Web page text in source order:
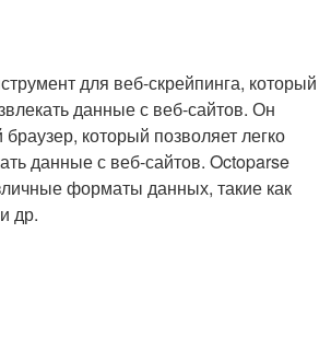
для веб-скрейпинга, который
данные с веб-сайтов. Он
который позволяет легко
данные с веб-сайтов. Octoparse
форматы данных, такие как
др.